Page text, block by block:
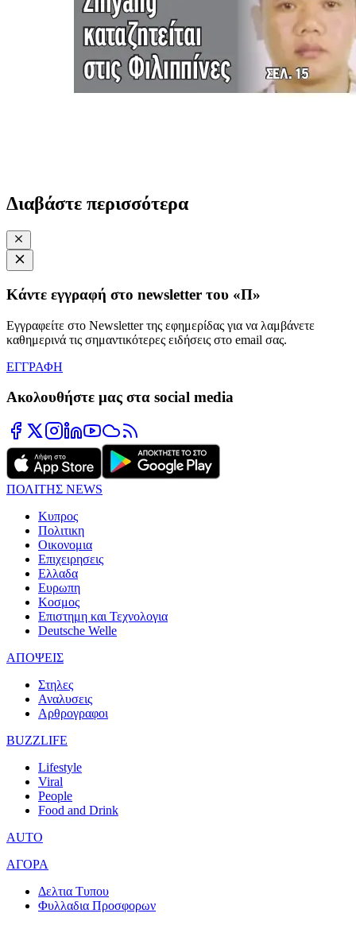
Διαβάστε περισσότερα
Κάντε εγγραφή στο newsletter του «Π»
Εγγραφείτε στο Newsletter της εφημερίδας για να λαμβάνετε
καθημερινά τις σημαντικότερες ειδήσεις στο email σας.
ΕΓΓΡΑΦΗ
Ακολουθήστε μας στα social media
ΠΟΛΙΤΗΣ NEWS
Κυπρος
Πολιτικη
Οικονομια
Επιχειρησεις
Ελλαδα
Ευρωπη
Κοσμος
Επιστημη και Τεχνολογια
Deutsche Welle
ΑΠΟΨΕΙΣ
Στηλες
Αναλυσεις
Αρθρογραφοι
BUZZLIFE
Lifestyle
Viral
People
Food and Drink
AUTO
ΑΓΟΡΑ
Δελτια Τυπου
Φυλλαδια Προσφορων